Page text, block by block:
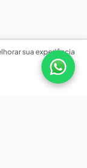
sua experiência